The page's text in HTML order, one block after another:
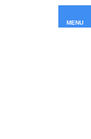
MENU